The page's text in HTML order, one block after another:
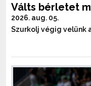
Válts bérletet
2026. aug. 05.
Szurkolj végig velünk